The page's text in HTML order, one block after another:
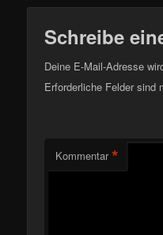
Schreibe
Deine E-Mail-Adresse
Erforderliche Felder sind
Kommentar *